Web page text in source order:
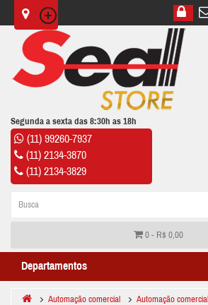
Segunda a sexta das 8:30h as 18h
(11) 99260-7937
(11) 2134-3870
(11) 2134-3829
0 - R$ 0,00
Departamentos
Automação comercial Automação comercial